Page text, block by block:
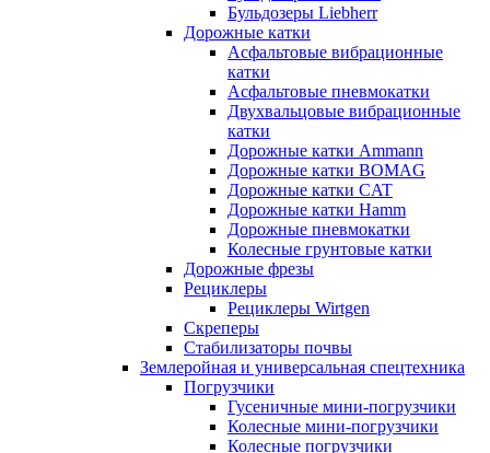
Бульдозеры Liebherr
Дорожные катки
Асфальтовые вибрационные
катки
Асфальтовые пневмокатки
Двухвальцовые вибрационные
катки
Дорожные катки Ammann
Дорожные катки BOMAG
Дорожные катки CAT
Дорожные катки Hamm
Дорожные пневмокатки
Колесные грунтовые катки
Дорожные фрезы
Рециклеры
Рециклеры Wirtgen
Скреперы
Стабилизаторы почвы
Землеройная и универсальная спецтехника
Погрузчики
Гусеничные мини-погрузчики
Колесные мини-погрузчики
Колесные погрузчики